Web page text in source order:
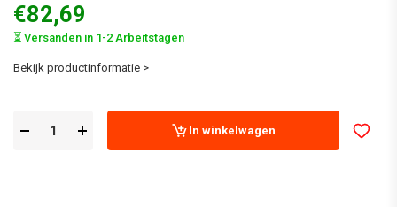
€82,69
⏳ Versanden in 1-2 Arbeitstagen
Bekijk productinformatie >
In winkelwagen